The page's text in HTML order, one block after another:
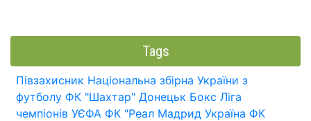
Tags
Півзахисник Національна збірна України з
футболу ФК "Шахтар" Донецьк Бокс Ліга
чемпіонів УЄФА ФК "Реал Мадрид Україна ФК